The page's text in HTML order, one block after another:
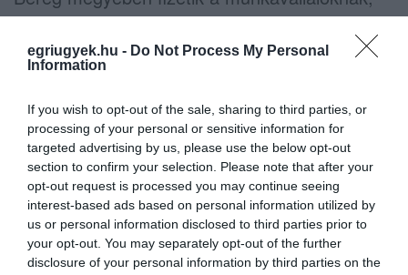
egriugyek.hu - Do Not Process My Personal
Information
If you wish to opt-out of the sale, sharing to third parties, or
processing of your personal or sensitive information for
targeted advertising by us, please use the below opt-out
section to confirm your selection. Please note that after your
opt-out request is processed you may continue seeing
interest-based ads based on personal information utilized by
us or personal information disclosed to third parties prior to
your opt-out. You may separately opt-out of the further
disclosure of your personal information by third parties on the
ahol az átlagkereset alig éri el a 198 ezer
forintos határt. Ez pedig 80 százalékos
lemaradást jelent a fővárosi keresetekhez
képest. Még érdekesebb képet kapunk akkor,
ha a 2017-es esztendő első félévének kereseti
adatait nemcsak 2016 hasonló időszakának
adataihoz hasonlítjuk, de egybevetjük a 2010-
es választások után kimutatható nettó
bérekkel. Utóbbi ugyanis a specializált
megközelítéseknél nagyságrendekkel jobban